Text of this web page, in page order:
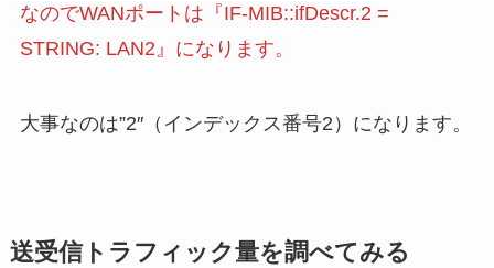
なのでWANポートは『IF-MIB::ifDescr.2 =
STRING: LAN2』になります。
大事なのは”2″（インデックス番号2）になります。
送受信トラフィック量を調べてみる